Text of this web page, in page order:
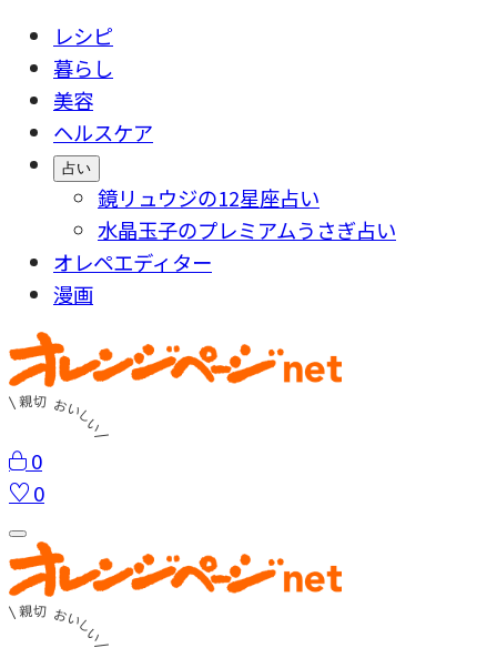
レシピ
暮らし
美容
ヘルスケア
占い
鏡リュウジの12星座占い
水晶玉子のプレミアムうさぎ占い
オレペエディター
漫画
0
0